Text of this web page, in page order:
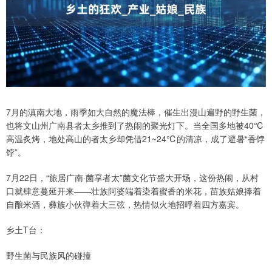
7月的滇南大地，雨季如大自然的魔法棒，催生出漫山遍野的野生菌，
也将文山州广南县者太乡推到了热闹的聚光灯下。当全国多地被40℃
高温炙烤，地处高山的者太乡却凭借21~24℃的清凉，成了避暑“香饽
饽”。
7月22日，“旅居广南·菌享者太”菌文化节盛大开场，这份热闹，从村
口就肆意蔓延开来——壮族阿婆端着染着蜜香的米花，苗族姑娘捧着
自酿米酒，彝族小伙弹着大三弦，热情似火地招呼着四方嘉宾。
乡土T台：
野生菌与民族风的碰撞